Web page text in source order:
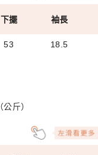
下擺 袖長
53 18.5
斤）